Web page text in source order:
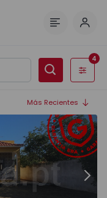
Filtros
4
Más Recientes